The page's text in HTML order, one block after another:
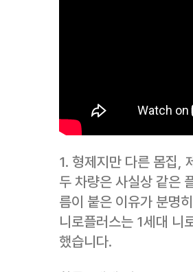
1. 형제지만 다른 몸집,
두 차량은 사실상 같은
름이 붙은 이유가 분명
니로플러스는 1세대
했습니다.